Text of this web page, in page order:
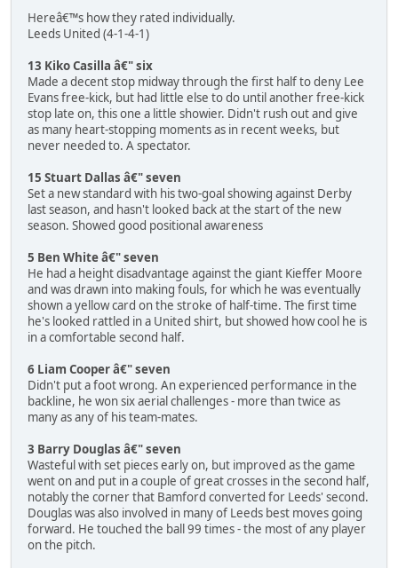
Hereâ€™s how they rated individually.
Leeds United (4-1-4-1)
13 Kiko Casilla â€" six
Made a decent stop midway through the first half to deny Lee
Evans free-kick, but had little else to do until another free-kick
stop late on, this one a little showier. Didn't rush out and give
as many heart-stopping moments as in recent weeks, but
never needed to. A spectator.
15 Stuart Dallas â€" seven
Set a new standard with his two-goal showing against Derby
last season, and hasn't looked back at the start of the new
season. Showed good positional awareness
5 Ben White â€" seven
He had a height disadvantage against the giant Kieffer Moore
and was drawn into making fouls, for which he was eventually
shown a yellow card on the stroke of half-time. The first time
he's looked rattled in a United shirt, but showed how cool he is
in a comfortable second half.
6 Liam Cooper â€" seven
Didn't put a foot wrong. An experienced performance in the
backline, he won six aerial challenges - more than twice as
many as any of his team-mates.
3 Barry Douglas â€" seven
Wasteful with set pieces early on, but improved as the game
went on and put in a couple of great crosses in the second half,
notably the corner that Bamford converted for Leeds' second.
Douglas was also involved in many of Leeds best moves going
forward. He touched the ball 99 times - the most of any player
on the pitch.